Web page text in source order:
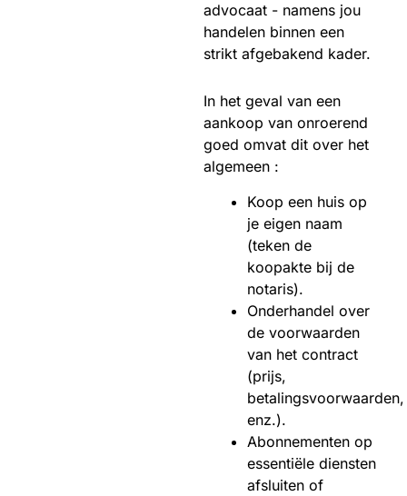
advocaat - namens jou
handelen binnen een
strikt afgebakend kader.
In het geval van een
aankoop van onroerend
goed omvat dit over het
algemeen :
Koop een huis op
je eigen naam
(teken de
koopakte bij de
notaris).
Onderhandel over
de voorwaarden
van het contract
(prijs,
betalingsvoorwaarden,
enz.).
Abonnementen op
essentiële diensten
afsluiten of